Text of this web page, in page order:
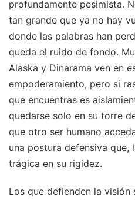
profundamente pesimista.
tan grande que ya no hay
donde las palabras han
queda el ruido de fondo.
Alaska y Dinarama ven en
empoderamiento, pero si
que encuentras es
quedarse solo en su torre
que otro ser humano
una postura defensiva que,
trágica en su rigidez.
Los que defienden la